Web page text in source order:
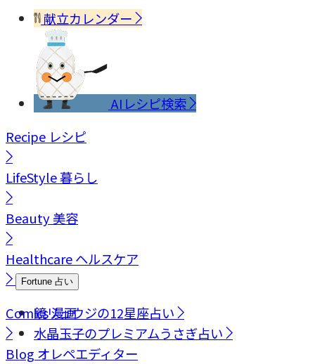
献立カレンダー
AIレシピ検索
Recipe レシピ
LifeStyle暮らし
Beauty美容
Healthcareヘルスケア
Fortune 占い
鏡リュウジの12星座占い
水晶玉子のプレミアムうさぎ占い
Comics漫画
Blog オレペエディター